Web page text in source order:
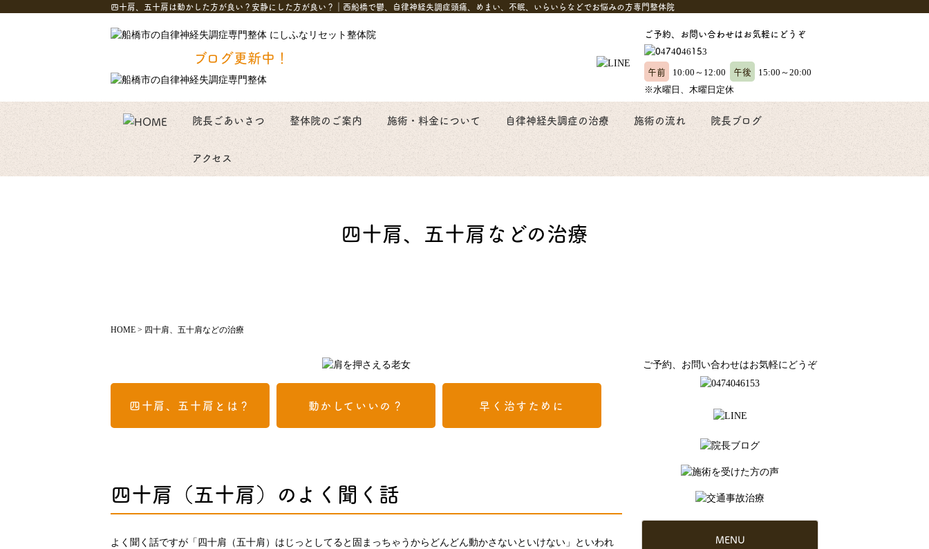
四十肩、五十肩は動かした方が良い？安静にした方が良い？｜西船橋で鬱、自律神経失調症頭痛、めまい、不眠、いらいらなどでお悩みの方専門整体院
ブログ更新中！
ご予約、お問い合わせはお気軽にどうぞ
午前 10:00～12:00 午後
15:00～20:00
※水曜日、木曜日定休
院長ごあいさつ 整体院のご案内 施術・料金について 自律神経失調症の治療 施術の流れ 院長ブログ
アクセス
四十肩、五十肩などの治療
HOME > 四十肩、五十肩などの治療
四十肩、五十肩とは？ 動かしていいの？ 早く治すために
四十肩（五十肩）のよく聞く話
よく聞く話ですが「四十肩（五十肩）はじっとしてると固まっちゃうからどんどん動かさないといけない」といわれ
ご予約、お問い合わせはお気軽にどうぞ
MENU